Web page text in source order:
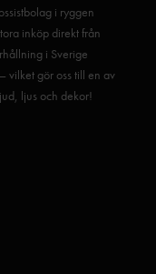
i ryggen
inköp direkt från
i Sverige
vilket gör oss till en av
ljus och dekor!